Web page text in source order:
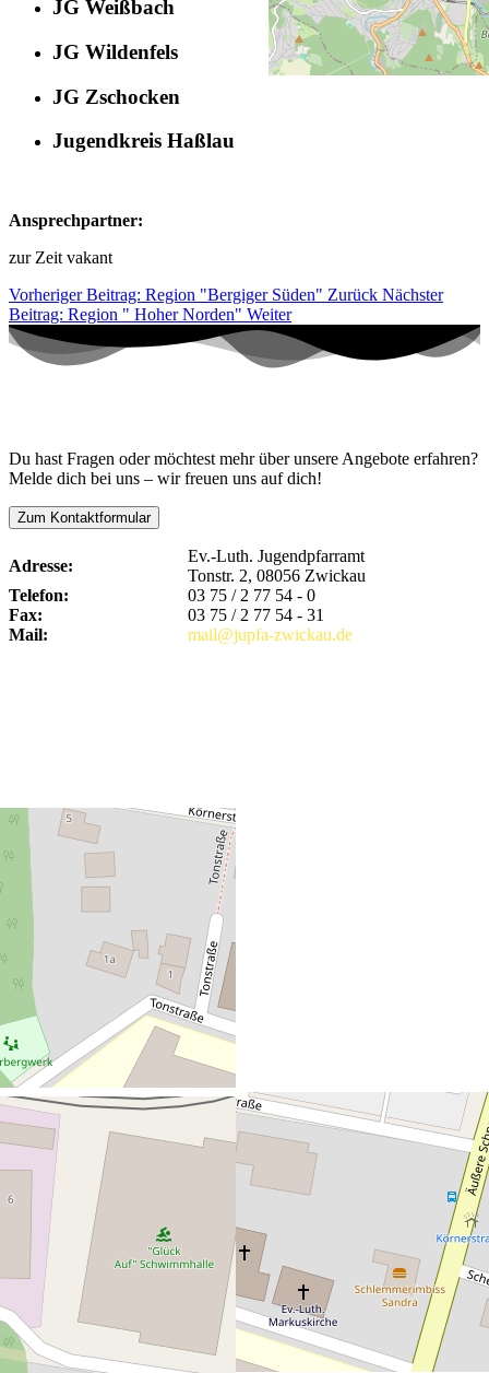
JG Weißbach
JG Wildenfels
JG Zschocken
Jugendkreis Haßlau
Ansprechpartner:
zur Zeit vakant
Vorheriger Beitrag: Region "Bergiger Süden" Zurück Nächster
Beitrag: Region " Hoher Norden" Weiter
Du hast Fragen oder möchtest mehr über unsere Angebote erfahren?
Melde dich bei uns – wir freuen uns auf dich!
Zum Kontaktformular
Adresse:
Ev.-Luth. Jugendpfarramt
Tonstr. 2, 08056 Zwickau
Telefon:
03 75 / 2 77 54 - 0
Fax:
03 75 / 2 77 54 - 31
Mail:
mail@jupfa-zwickau.de